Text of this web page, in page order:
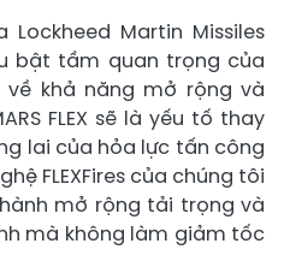
Martin Missiles
bật tầm quan trọng của
về khả năng mở rộng và
FLEX sẽ là yếu tố thay
lai của hỏa lực tấn công
FLEXFires của chúng tôi
mở rộng tải trọng và
mà không làm giảm tốc